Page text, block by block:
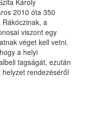
Károly
2010 óta 350
a
viszont egy
véget kell vetni.
a helyi
tagságát, ezután
rendezéséről